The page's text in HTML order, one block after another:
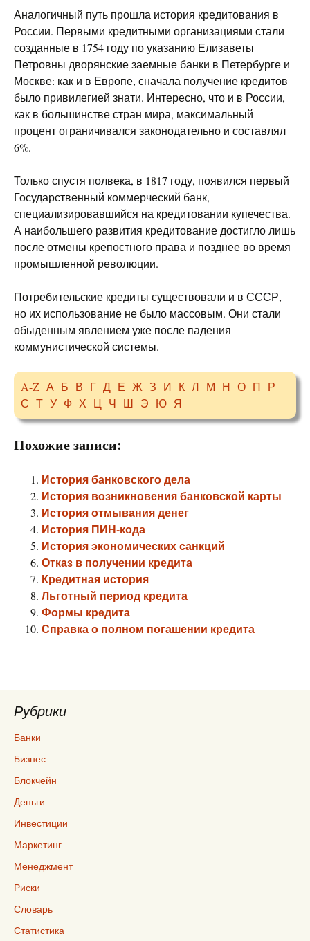
Аналогичный путь прошла история кредитования в
России. Первыми кредитными организациями стали
созданные в 1754 году по указанию Елизаветы
Петровны дворянские заемные банки в Петербурге и
Москве: как и в Европе, сначала получение кредитов
было привилегией знати. Интересно, что и в России,
как в большинстве стран мира, максимальный
процент ограничивался законодательно и составлял
6%.
Только спустя полвека, в 1817 году, появился первый
Государственный коммерческий банк,
специализировавшийся на кредитовании купечества.
А наибольшего развития кредитование достигло лишь
после отмены крепостного права и позднее во время
промышленной революции.
Потребительские кредиты существовали и в СССР,
но их использование не было массовым. Они стали
обыденным явлением уже после падения
коммунистической системы.
A-Z А Б В Г Д Е Ж З И К Л М Н О П Р
С Т У Ф Х Ц Ч Ш Э Ю Я
Похожие записи:
История банковского дела
История возникновения банковской карты
История отмывания денег
История ПИН-кода
История экономических санкций
Отказ в получении кредита
Кредитная история
Льготный период кредита
Формы кредита
Справка о полном погашении кредита
Рубрики
Банки
Бизнес
Блокчейн
Деньги
Инвестиции
Маркетинг
Менеджмент
Риски
Словарь
Статистика